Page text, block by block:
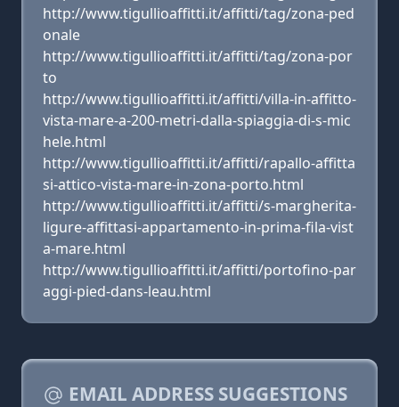
http://www.tigullioaffitti.it/affitti/tag/zona-ped
onale
http://www.tigullioaffitti.it/affitti/tag/zona-por
to
http://www.tigullioaffitti.it/affitti/villa-in-affitto-
vista-mare-a-200-metri-dalla-spiaggia-di-s-mic
hele.html
http://www.tigullioaffitti.it/affitti/rapallo-affitta
si-attico-vista-mare-in-zona-porto.html
http://www.tigullioaffitti.it/affitti/s-margherita-
ligure-affittasi-appartamento-in-prima-fila-vist
a-mare.html
http://www.tigullioaffitti.it/affitti/portofino-par
aggi-pied-dans-leau.html
EMAIL ADDRESS SUGGESTIONS